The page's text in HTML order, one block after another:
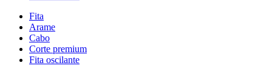
Fita
Arame
Cabo
Corte premium
Fita oscilante